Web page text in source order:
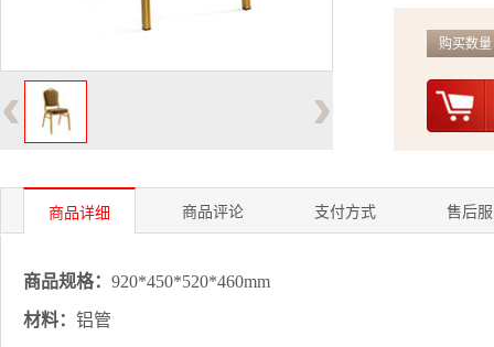
‹ ›
购买数量
商品详细 商品评论 支付方式 售后
商品规格： 920*450*520*460mm
材料： 铝管